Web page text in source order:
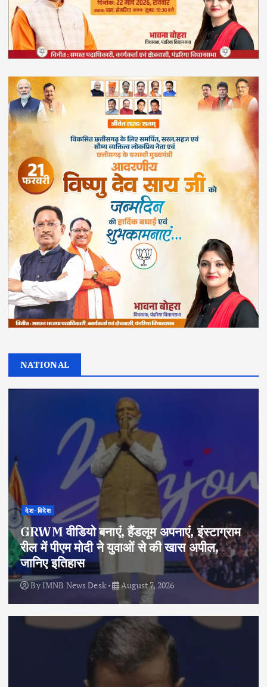
NATIONAL
देश-विदेश
GRWM वीडियो बनाएं, हैंडलूम अपनाएं, इंस्टाग्राम
रील में पीएम मोदी ने युवाओं से की खास अपील,
जानिए इतिहास
By IMNB News Desk August 7, 2026